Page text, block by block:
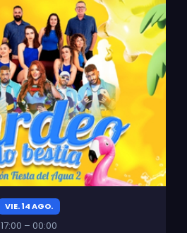
VIE. 14 AGO.
17:00 – 00:00